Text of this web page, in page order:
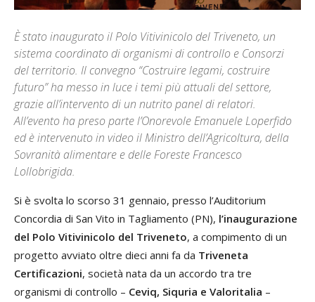
È stato inaugurato il Polo Vitivinicolo del Triveneto, un
sistema coordinato di organismi di controllo e Consorzi
del territorio. Il convegno “Costruire legami, costruire
futuro” ha messo in luce i temi più attuali del settore,
grazie all’intervento di un nutrito panel di relatori.
All’evento ha preso parte l’Onorevole Emanuele Loperfido
ed è intervenuto in video il Ministro dell’Agricoltura, della
Sovranità alimentare e delle Foreste Francesco
Lollobrigida.
Si è svolta lo scorso 31 gennaio, presso l’Auditorium
Concordia di San Vito in Tagliamento (PN), l’inaugurazione
del Polo Vitivinicolo del Triveneto, a compimento di un
progetto avviato oltre dieci anni fa da Triveneta
Certificazioni, società nata da un accordo tra tre
organismi di controllo – Ceviq, Siquria e Valoritalia –